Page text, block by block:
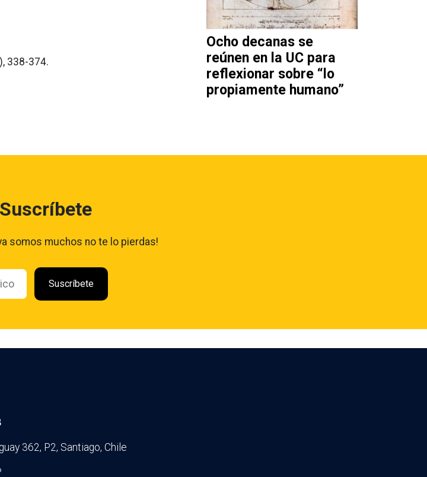
338-374.
Ocho decanas se
reúnen en la UC para
reflexionar sobre “lo
propiamente humano”
Suscríbete
somos muchos no te lo pierdas!
362, P2, Santiago, Chile